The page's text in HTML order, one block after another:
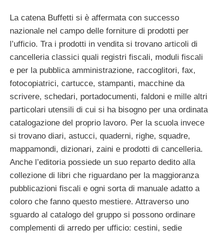
La catena Buffetti si è affermata con successo
nazionale nel campo delle forniture di prodotti per
l’ufficio. Tra i prodotti in vendita si trovano articoli di
cancelleria classici quali registri fiscali, moduli fiscali
e per la pubblica amministrazione, raccoglitori, fax,
fotocopiatrici, cartucce, stampanti, macchine da
scrivere, schedari, portadocumenti, faldoni e mille altri
particolari utensili di cui si ha bisogno per una ordinata
catalogazione del proprio lavoro. Per la scuola invece
si trovano diari, astucci, quaderni, righe, squadre,
mappamondi, dizionari, zaini e prodotti di cancelleria.
Anche l’editoria possiede un suo reparto dedito alla
collezione di libri che riguardano per la maggioranza
pubblicazioni fiscali e ogni sorta di manuale adatto a
coloro che fanno questo mestiere. Attraverso uno
sguardo al catalogo del gruppo si possono ordinare
complementi di arredo per ufficio: cestini, sedie